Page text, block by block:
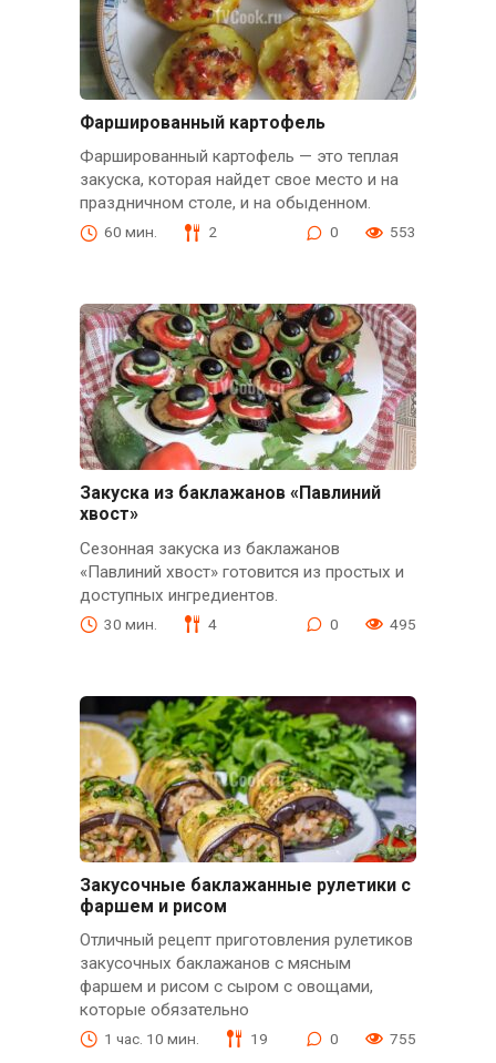
Фаршированный картофель
Фаршированный картофель — это теплая
закуска, которая найдет свое место и на
праздничном столе, и на обыденном.
60 мин. 2 0 553
Закуска из баклажанов «Павлиний
хвост»
Сезонная закуска из баклажанов
«Павлиний хвост» готовится из простых и
доступных ингредиентов.
30 мин. 4 0 495
Закусочные баклажанные рулетики с
фаршем и рисом
Отличный рецепт приготовления рулетиков
закусочных баклажанов с мясным
фаршем и рисом с сыром с овощами,
которые обязательно
1 час. 10 мин. 19 0 755